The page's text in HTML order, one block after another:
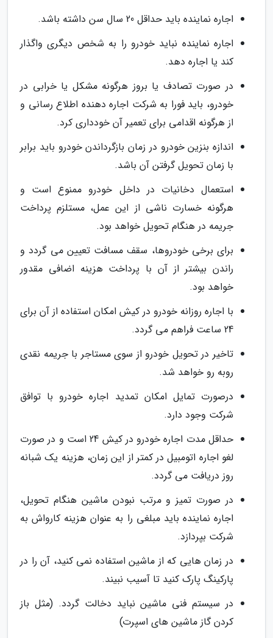
اجاره نماینده باید حداقل 20 سال سن داشته باشد.
اجاره نماینده نباید خودرو را به شخص دیگری واگذار
کند یا اجاره دهد.
در صورت تصادف یا بروز هرگونه مشکل یا خرابی در
خودرو، باید فورا به شرکت اجاره دهنده اطلاع رسانی و
از هرگونه اقدامی برای تعمیر آن خودداری کرد.
اندازه بنزین خودرو در زمان بازگرداندن خودرو باید برابر
با زمان تحویل گرفتن آن باشد.
استعمال دخانیات در داخل خودرو ممنوع است و
هرگونه خسارت ناشی از این عمل، مستلزم پرداخت
جریمه در هنگام تحویل خواهد بود.
برای برخی خودروها، سقف مسافت تعیین می گردد و
راندن بیشتر از آن با پرداخت هزینه اضافی مقدور
خواهد بود.
با اجاره روزانه خودرو در کیش امکان استفاده از آن برای
24 ساعت فراهم می گردد.
تاخیر در تحویل خودرو از سوی مستاجر با جریمه نقدی
روبه رو خواهد شد.
درصورت تمایل امکان تمدید اجاره خودرو با توافق
شرکت وجود دارد.
حداقل مدت اجاره خودرو در کیش 24 است و در صورت
لغو اجاره اتومبیل در کمتر از این زمان، هزینه یک شبانه
روز دریافت می گردد.
در صورت تمیز و مرتب نبودن ماشین هنگام تحویل،
اجاره نماینده باید مبلغی را به عنوان هزینه کارواش به
شرکت بپردازد.
در زمان هایی که از ماشین استفاده نمی کنید، آن را در
پارکینگ پارک کنید تا آسیب نبیند.
در سیستم فنی ماشین نباید دخالت گردد. (مثل باز
کردن گاز ماشین های اسپرت)